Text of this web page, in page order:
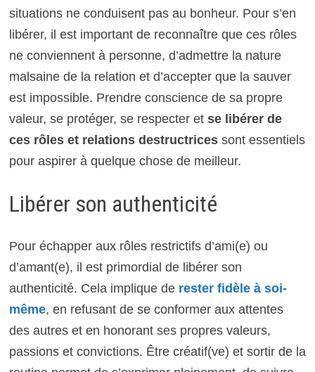
situations ne conduisent pas au bonheur. Pour s’en
libérer, il est important de reconnaître que ces rôles
ne conviennent à personne, d’admettre la nature
malsaine de la relation et d’accepter que la sauver
est impossible. Prendre conscience de sa propre
valeur, se protéger, se respecter et se libérer de
ces rôles et relations destructricessont essentiels
pour aspirer à quelque chose de meilleur.
Libérer son authenticité
Pour échapper aux rôles restrictifs d’ami(e) ou
d’amant(e), il est primordial de libérer son
authenticité. Cela implique de rester fidèle à soi-
même, en refusant de se conformer aux attentes
des autres et en honorant ses propres valeurs,
passions et convictions. Être créatif(ve) et sortir de la